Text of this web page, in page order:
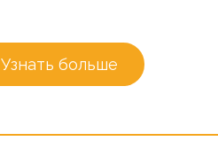
Узнать больше